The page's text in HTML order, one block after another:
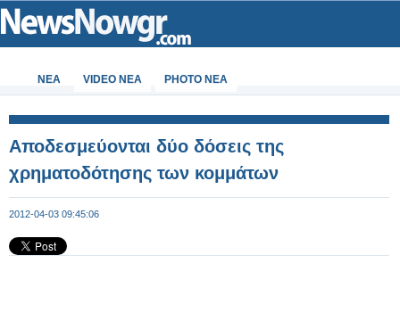
ΝΕΑ VIDEO NEA PHOTO NEA
Αποδεσμεύονται δύο δόσεις της
χρηματοδότησης των κομμάτων
2012-04-03 09:45:06